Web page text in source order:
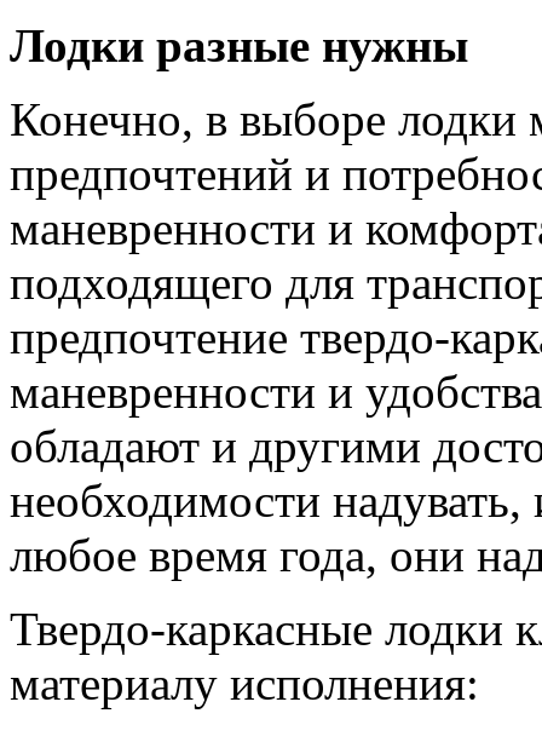
Лодки разные нужны
Конечно, в выборе лодки
предпочтений и
маневренности и
подходящего для
предпочтение твердо-
маневренности и
обладают и другими
необходимости
любое время года, они
Твердо-каркасные лодки
материалу исполнения: